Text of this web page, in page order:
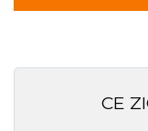
CE